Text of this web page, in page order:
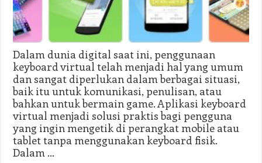
Dalam dunia digital saat ini, penggunaan
keyboard virtual telah menjadi hal yang umum
dan sangat diperlukan dalam berbagai situasi,
baik itu untuk komunikasi, penulisan, atau
bahkan untuk bermain game. Aplikasi keyboard
virtual menjadi solusi praktis bagi pengguna
yang ingin mengetik di perangkat mobile atau
tablet tanpa menggunakan keyboard fisik.
Dalam …